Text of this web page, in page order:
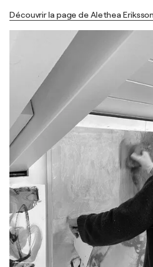
Découvrir la page de Alethea Eriksson